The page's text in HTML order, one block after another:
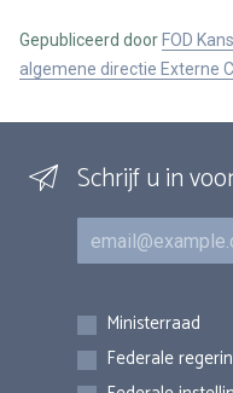
Gepubliceerd door FOD
algemene directie Externe
Schrijf u in
E-mail
Inschrijvingen
Ministerraad
Federale